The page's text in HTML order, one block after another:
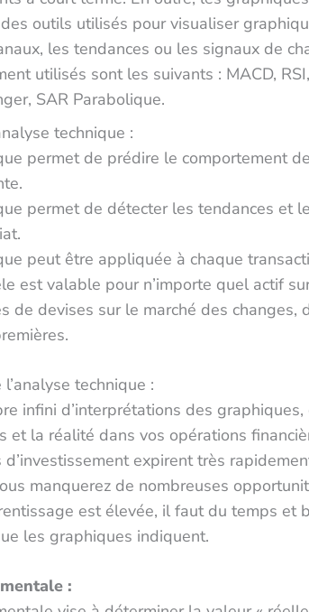
outils utilisés pour visualiser
les tendances ou les signaux de
utilisés sont les suivants : MACD,
SAR Parabolique.
technique :
permet de prédire le comportement
permet de détecter les tendances et
peut être appliquée à chaque
est valable pour n’importe quel actif
de devises sur le marché des changes,
technique :
infini d’interprétations des
et la réalité dans vos opérations
expirent très
manquerez de nombreuses
est élevée, il faut du temps et
les graphiques indiquent.
: